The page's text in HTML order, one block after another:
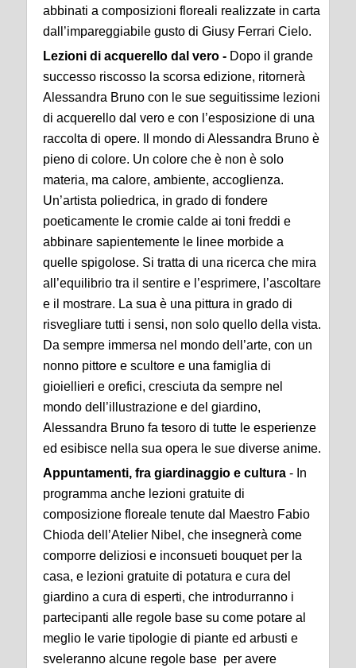
abbinati a composizioni floreali realizzate in carta
dall’impareggiabile gusto di Giusy Ferrari Cielo.
Lezioni di acquerello dal vero - Dopo il grande
successo riscosso la scorsa edizione, ritornerà
Alessandra Bruno con le sue seguitissime lezioni
di acquerello dal vero e con l’esposizione di una
raccolta di opere. Il mondo di Alessandra Bruno è
pieno di colore. Un colore che è non è solo
materia, ma calore, ambiente, accoglienza.
Un’artista poliedrica, in grado di fondere
poeticamente le cromie calde ai toni freddi e
abbinare sapientemente le linee morbide a
quelle spigolose. Si tratta di una ricerca che mira
all’equilibrio tra il sentire e l’esprimere, l’ascoltare
e il mostrare. La sua è una pittura in grado di
risvegliare tutti i sensi, non solo quello della vista.
Da sempre immersa nel mondo dell’arte, con un
nonno pittore e scultore e una famiglia di
gioiellieri e orefici, cresciuta da sempre nel
mondo dell’illustrazione e del giardino,
Alessandra Bruno fa tesoro di tutte le esperienze
ed esibisce nella sua opera le sue diverse anime.
Appuntamenti, fra giardinaggio e cultura - In
programma anche lezioni gratuite di
composizione floreale tenute dal Maestro Fabio
Chioda dell’Atelier Nibel, che insegnerà come
comporre deliziosi e inconsueti bouquet per la
casa, e lezioni gratuite di potatura e cura del
giardino a cura di esperti, che introdurranno i
partecipanti alle regole base su come potare al
meglio le varie tipologie di piante ed arbusti e
sveleranno alcune regole base per avere